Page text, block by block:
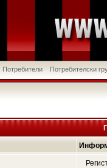
Потребители Потребителски